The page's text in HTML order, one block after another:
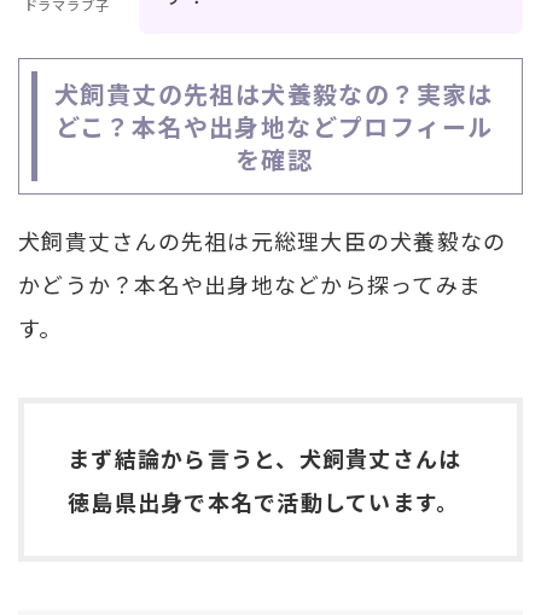
ドラマラブ子
犬飼貴丈の先祖は犬養毅なの？実家は
どこ？本名や出身地などプロフィール
を確認
犬飼貴丈さんの先祖は元総理大臣の犬養毅なの
かどうか？本名や出身地などから探ってみま
す。
まず結論から言うと、犬飼貴丈さんは
徳島県出身で本名で活動しています。